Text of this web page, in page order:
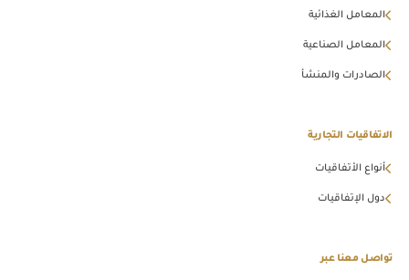
المعامل الغذائية
المعامل الصناعية
الصادرات والمنشأ
الاتفاقيات التجارية
أنواع الأتفاقيات
دول الإتفاقيات
تواصل معنا عبر